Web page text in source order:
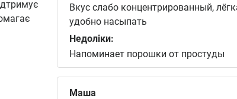
Вкус слабо концентрированный,
удобно насыпать
Недоліки:
Напоминает порошки от простуды
Маша